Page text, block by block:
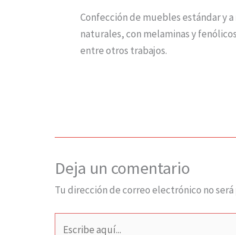
Confección de muebles estándar y
naturales, con melaminas y
entre otros trabajos.
Deja un comentario
Tu dirección de correo electrónico no